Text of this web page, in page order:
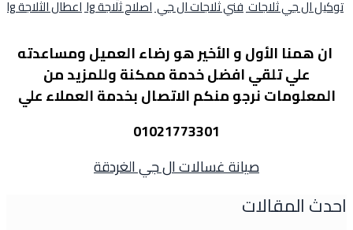
توكيل ال جي ثلاجاتفني ثلاجات ال جياصلاح ثلاجة lg اعطال الثلاجة lg
ان همنا الأول و الأخير هو رضاء العميل ومساعدته
علي تلقي افضل خدمة ممكنة وللمزيد من
المعلومات نرجو منكم الاتصال بخدمة العملاء علي
01021773301
صيانة غسالات ال جي الغردقة
احدث المقالات